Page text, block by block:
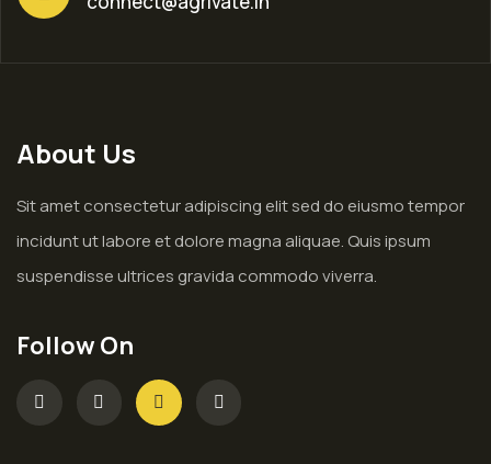
About Us
Sit amet consectetur adipiscing elit sed do eiusmo tempor
incidunt ut labore et dolore magna aliquae. Quis ipsum
suspendisse ultrices gravida commodo viverra.
Follow On